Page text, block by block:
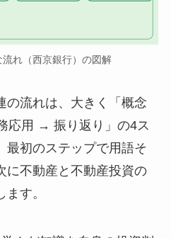
れ（西京銀行）の図解
の流れは、大きく「概念
用 → 振り返り」の4ス
最初のステップで用語そ
に不動産と不動産投資の
す。